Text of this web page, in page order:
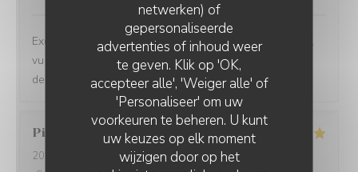
netwerken) of
gepersonaliseerde
advertenties of inhoud weer
te geven. Klik op 'OK,
accepteer alle', 'Weiger alle' of
'Personaliseer' om uw
voorkeuren te beheren. U kunt
uw keuzes op elk moment
wijzigen door op het
Excellent !! Un accueil et service au top, une belle déco,
vu sur la cuisine, des plats succulents de l’entrée au
dessert, rien à dire vraiment. Merci
Pierre
2024-08-31
- 19:30 - Gasten 2